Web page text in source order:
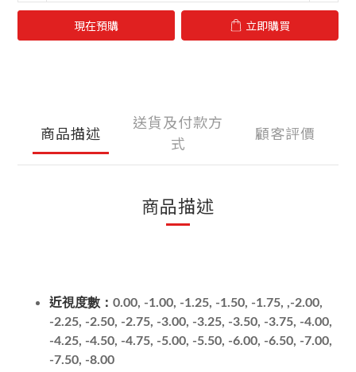
現在預購 立即購買
商品描述
送貨及付款方
式
顧客評價
商品描述
近視度數： 0.00, -1.00, -1.25, -1.50, -1.75, ,-2.00,
-2.25, -2.50, -2.75, -3.00, -3.25, -3.50, -3.75, -4.00,
-4.25, -4.50, -4.75, -5.00, -5.50, -6.00, -6.50, -7.00,
-7.50, -8.00